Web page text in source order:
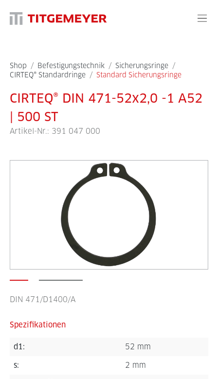
Shop / Befestigungstechnik / Sicherungsringe /
CIRTEQ® Standardringe / Standard Sicherungsringe
CIRTEQ® DIN 471-52x2,0 -1 A52
| 500 ST
Artikel-Nr.: 391 047 000
DIN 471/D1400/A
Spezifikationen
d1: 52 mm
s: 2 mm